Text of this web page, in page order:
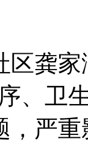
区龚
、卫
，严